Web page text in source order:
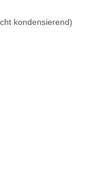
kondensierend)